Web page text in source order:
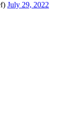
July 29, 2022